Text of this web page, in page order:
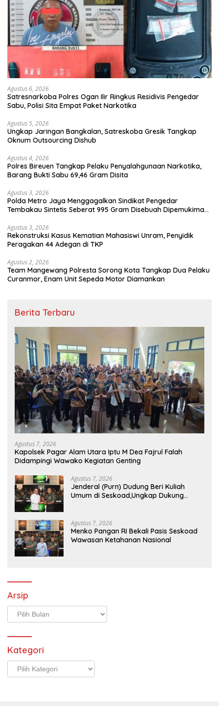
Agustus 6, 2026
Satresnarkoba Polres Ogan Ilir Ringkus Residivis Pengedar
Sabu, Polisi Sita Empat Paket Narkotika
Agustus 5, 2026
Ungkap Jaringan Bangkalan, Satreskoba Gresik Tangkap
Oknum Outsourcing Dishub
Agustus 4, 2026
Polres Bireuen Tangkap Pelaku Penyalahgunaan Narkotika,
Barang Bukti Sabu 69,46 Gram Disita
Agustus 3, 2026
Polda Metro Jaya Menggagalkan Sindikat Pengedar
Tembakau Sintetis Seberat 995 Gram Disebuah Dipemukiman
Agustus 3, 2026
Rekonstruksi Kasus Kematian Mahasiswi Unram, Penyidik
Peragakan 44 Adegan di TKP
Agustus 2, 2026
Team Mangewang Polresta Sorong Kota Tangkap Dua Pelaku
Curanmor, Enam Unit Sepeda Motor Diamankan
Berita Terbaru
Agustus 7, 2026
Kapolsek Pagar Alam Utara Iptu M Dea Fajrul Falah
Didampingi Wawako Kegiatan Genting
Agustus 7, 2026
Jenderal (Purn) Dudung Beri Kuliah
Umum di Seskoad,Ungkap Dukung
Agustus 7, 2026
Menko Pangan RI Bekali Pasis Seskoad
Wawasan Ketahanan Nasional
Arsip
Arsip
Kategori
Kategori